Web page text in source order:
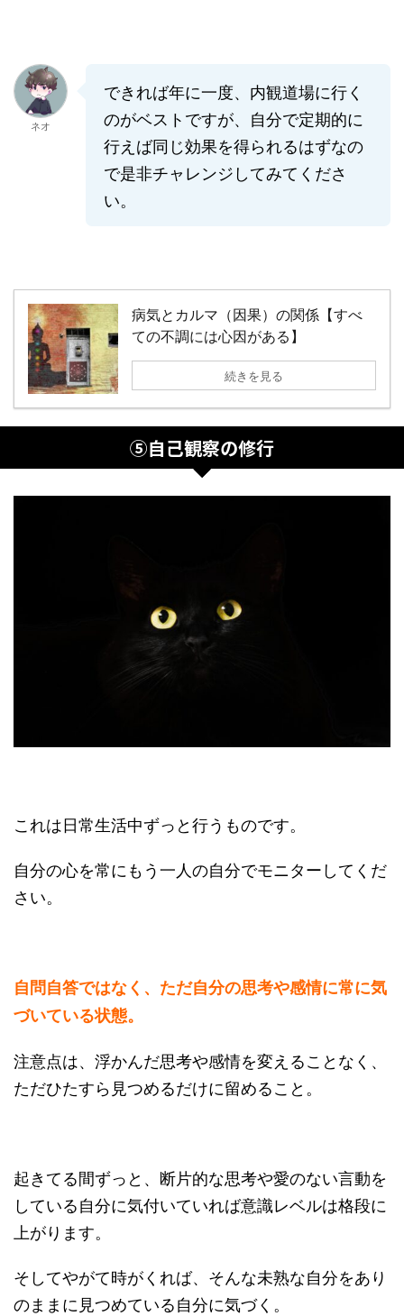
ネオ
できれば年に一度、内観道場に行く
のがベストですが、自分で定期的に
行えば同じ効果を得られるはずなの
で是非チャレンジしてみてくださ
い。
病気とカルマ（因果）の関係【すべ
ての不調には心因がある】
続きを見る
⑤自己観察の修行
これは日常生活中ずっと行うものです。
自分の心を常にもう一人の自分でモニターしてくだ
さい。
自問自答ではなく、ただ自分の思考や感情に常に気
づいている状態。
注意点は、浮かんだ思考や感情を変えることなく、
ただひたすら見つめるだけに留めること。
起きてる間ずっと、断片的な思考や愛のない言動を
している自分に気付いていれば意識レベルは格段に
上がります。
そしてやがて時がくれば、そんな未熟な自分をあり
のままに見つめている自分に気づく。